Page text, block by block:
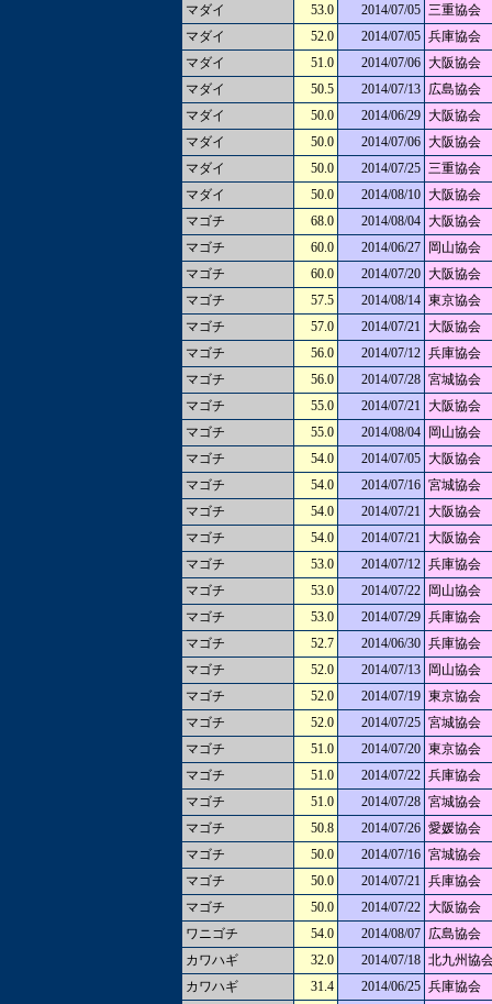
マダイ
53.0 2014/07/05 三重協会
マダイ
52.0 2014/07/05 兵庫協会
マダイ
51.0 2014/07/06 大阪協会
マダイ
50.5 2014/07/13 広島協会
マダイ
50.0 2014/06/29 大阪協会
マダイ
50.0 2014/07/06 大阪協会
マダイ
50.0 2014/07/25 三重協会
マダイ
50.0 2014/08/10 大阪協会
マゴチ
68.0 2014/08/04 大阪協会
マゴチ
60.0 2014/06/27
岡山協会
マゴチ
60.0 2014/07/20 大阪協会
マゴチ
57.5 2014/08/14 東京協会
マゴチ
57.0 2014/07/21 大阪協会
マゴチ
56.0 2014/07/12 兵庫協会
マゴチ
56.0 2014/07/28 宮城協会
マゴチ
55.0 2014/07/21 大阪協会
マゴチ
55.0 2014/08/04
岡山協会
マゴチ
54.0 2014/07/05 大阪協会
マゴチ
54.0 2014/07/16 宮城協会
マゴチ
54.0 2014/07/21 大阪協会
マゴチ
54.0 2014/07/21 大阪協会
マゴチ
53.0 2014/07/12 兵庫協会
マゴチ
53.0 2014/07/22
岡山協会
マゴチ
53.0 2014/07/29 兵庫協会
マゴチ
52.7 2014/06/30 兵庫協会
マゴチ
52.0 2014/07/13
岡山協会
マゴチ
52.0 2014/07/19 東京協会
マゴチ
52.0 2014/07/25 宮城協会
マゴチ
51.0 2014/07/20 東京協会
マゴチ
51.0 2014/07/22 兵庫協会
マゴチ
51.0 2014/07/28 宮城協会
マゴチ
50.8 2014/07/26 愛媛協会
マゴチ
50.0 2014/07/16 宮城協会
マゴチ
50.0 2014/07/21 兵庫協会
マゴチ
50.0 2014/07/22 大阪協会
ワニゴチ
54.0 2014/08/07 広島協会
カワハギ
32.0 2014/07/18 北九州協
カワハギ
31.4 2014/06/25 兵庫協会